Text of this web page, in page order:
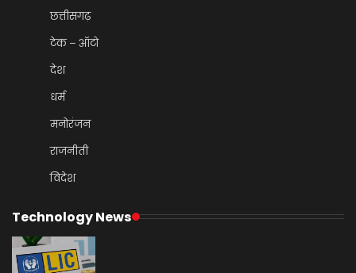
छत्तीसगढ़
टेक – ऑटो
देश
धर्म
मनोरंजन
राजनीती
विदेश
Technology News